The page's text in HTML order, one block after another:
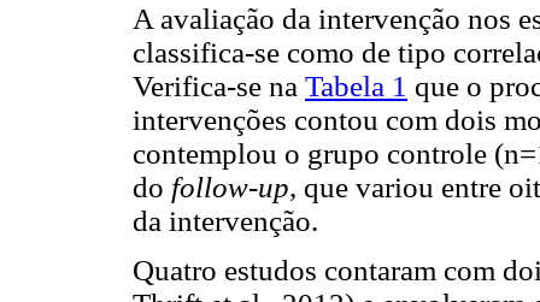
A avaliação da intervenção nos
classifica-se como de tipo
Verifica-se na Tabela 1 que o
intervenções contou com dois
contemplou o grupo controle
do follow-up, que variou entre
da intervenção.
Quatro estudos contaram com